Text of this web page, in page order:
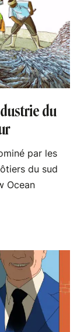
du
par les
du sud
Ocean